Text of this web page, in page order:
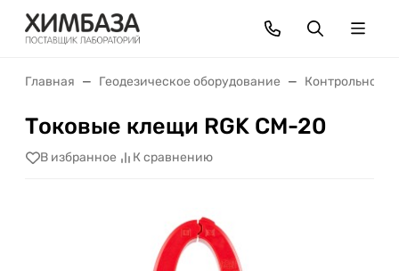
Главная Геодезическое оборудование Контрольно-
Токовые клещи RGK CM-20
В избранное К сравнению